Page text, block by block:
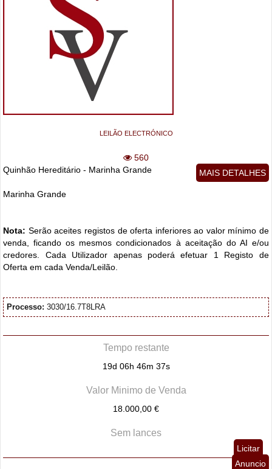
LEILÃO ELECTRÓNICO
560
MAIS DETALHES
Quinhão Hereditário - Marinha Grande
Marinha Grande
Nota: Serão aceites registos de oferta inferiores ao valor mínimo de
venda, ficando os mesmos condicionados à aceitação do AI e/ou
credores. Cada Utilizador apenas poderá efetuar 1 Registo de
Oferta em cada Venda/Leilão.
Processo: 3030/16.7T8LRA
Tempo restante
19d 06h 46m 36s
Valor Minimo de Venda
18.000,00 €
Sem lances
Licitar
Anuncio